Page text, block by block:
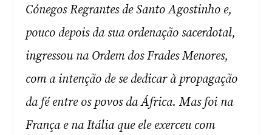
Cónegos Regrantes de Santo Agostinho e,
pouco depois da sua ordenação sacerdotal,
ingressou na Ordem dos Frades Menores,
com a intenção de se dedicar à propagação
da fé entre os povos da África. Mas foi na
França e na Itália que ele exerceu com